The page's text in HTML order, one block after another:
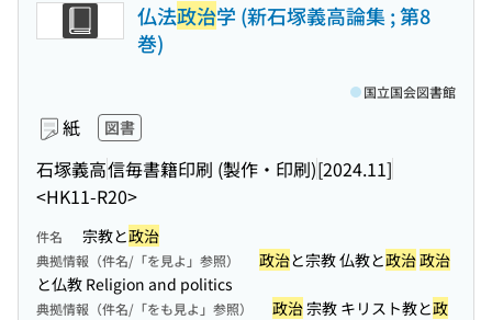
仏法政治学 (新石塚義高論集 ; 第8
巻)
紙 図書
石塚義高信毎書籍印刷 (製作・印刷)[2024.11]
<HK11-R20>
国立国会図書館
件名 宗教と政治
典拠情報（件名/「を見よ」参照） 政治と宗教 仏教と政治政治
と仏教 Religion and politics
典拠情報（件名/「をも見よ」参照） 政治宗教 キリスト教と政